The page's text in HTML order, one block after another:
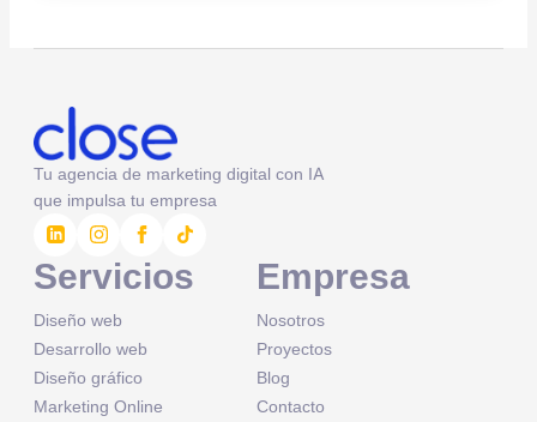
Tu agencia de marketing digital con IA
que impulsa tu empresa
Servicios
Diseño web
Desarrollo web
Diseño gráfico
Marketing Online
Empresa
Nosotros
Proyectos
Blog
Contacto